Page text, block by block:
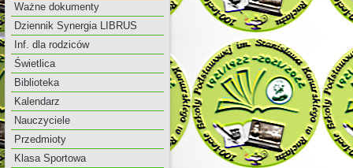
Ważne dokumenty
Dziennik Synergia LIBRUS
Inf. dla rodziców
Świetlica
Biblioteka
Kalendarz
Nauczyciele
Przedmioty
Klasa Sportowa